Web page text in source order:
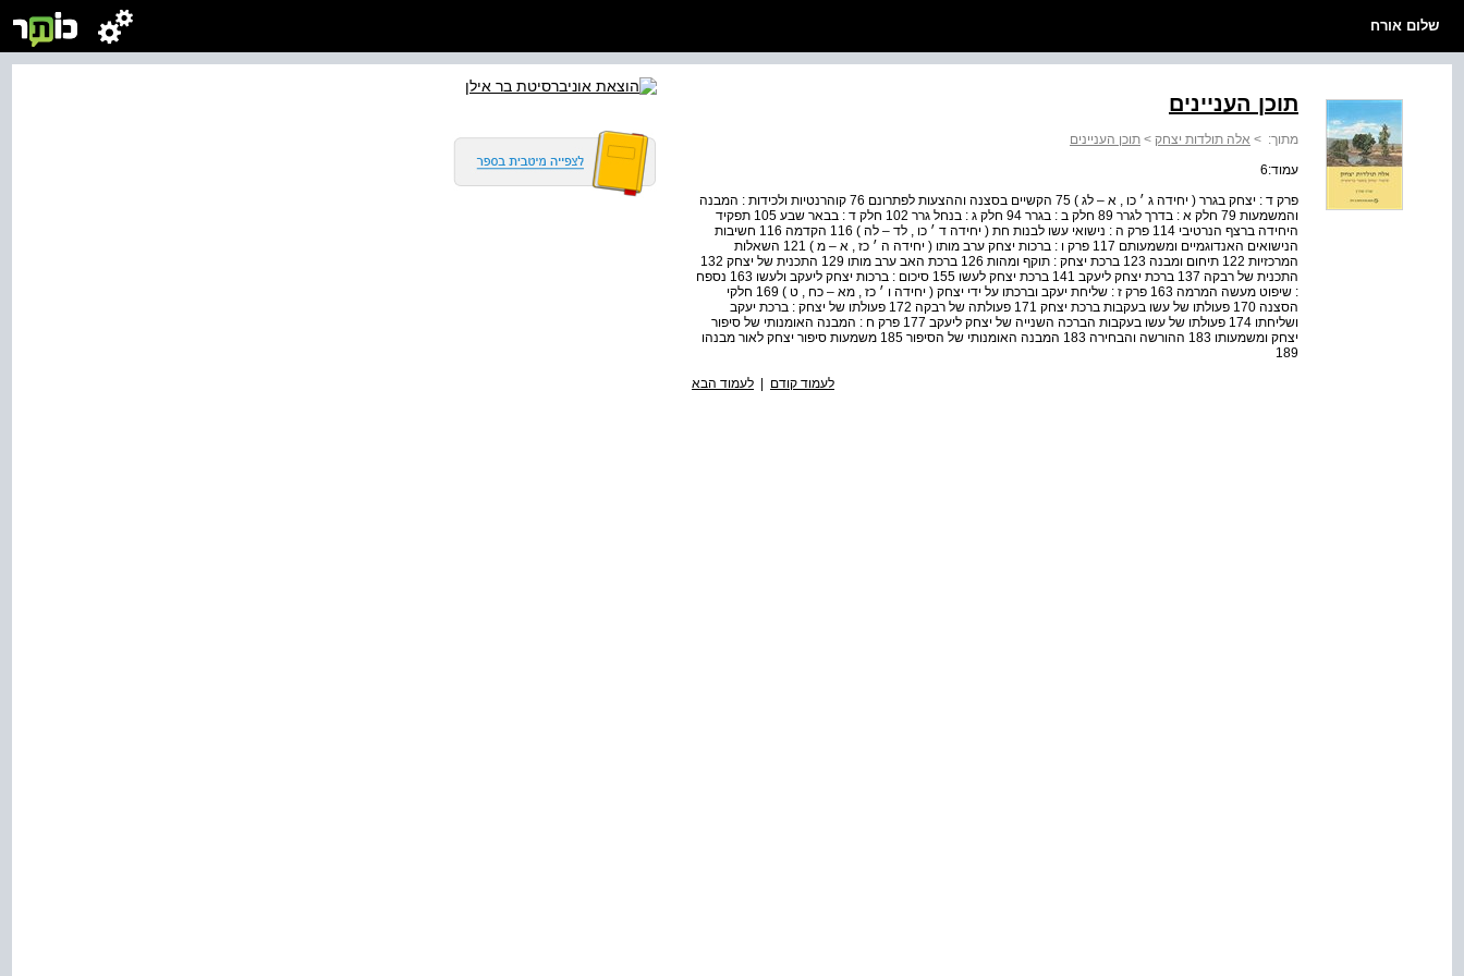
שלום אורח
תוכן העניינים
מתוך: > אלה תולדות יצחק > תוכן העניינים
עמוד:6
פרק ד : יצחק בגרר ( יחידה ג ׳ כו , א – לג ) 75 הקשיים בסצנה וההצעות לפתרונם 76 קוהרנטיות ולכידות : המבנה
והמשמעות 79 חלק א : בדרך לגרר 89 חלק ב : בגרר 94 חלק ג : בנחל גרר 102 חלק ד : בבאר שבע 105 תפקיד
היחידה ברצף הנרטיבי 114 פרק ה : נישואי עשו לבנות חת ( יחידה ד ׳ כו , לד – לה ) 116 הקדמה 116 חשיבות
הנישואים האנדוגמיים ומשמעותם 117 פרק ו : ברכות יצחק ערב מותו ( יחידה ה ׳ כז , א – מ ) 121 השאלות
המרכזיות 122 תיחום ומבנה 123 ברכת יצחק : תוקף ומהות 126 ברכת האב ערב מותו 129 התכנית של יצחק 132
התכנית של רבקה 137 ברכת יצחק ליעקב 141 ברכת יצחק לעשו 155 סיכום : ברכות יצחק ליעקב ולעשו 163 נספח
: שיפוט מעשה המרמה 163 פרק ז : שליחת יעקב וברכתו על ידי יצחק ( יחידה ו ׳ כז , מא – כח , ט ) 169 חלקי
הסצנה 170 פעולתו של עשו בעקבות ברכת יצחק 171 פעולתה של רבקה 172 פעולתו של יצחק : ברכת יעקב
ושליחתו 174 פעולתו של עשו בעקבות הברכה השנייה של יצחק ליעקב 177 פרק ח : המבנה האומנותי של סיפור
יצחק ומשמעותו 183 ההורשה והבחירה 183 המבנה האומנותי של הסיפור 185 משמעות סיפור יצחק לאור מבנהו
189
לעמוד קודם | לעמוד הבא